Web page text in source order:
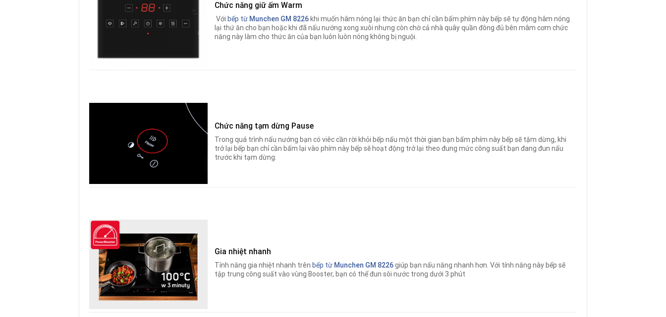
Chức năng giữ ấm Warm
Với bếp từ Munchen GM 8226 khi muốn hâm nóng lại thức ăn bạn chỉ cần bấm phím này bếp sẽ tự động hâm nóng
lại thứ ăn cho bạn hoặc khi đã nấu nướng xong xuôi nhưng còn chờ cả nhà quây quần đông đủ bên mâm cơm chức
năng này làm cho thức ăn của bạn luôn luôn nóng không bị nguội.
Chức năng tạm dừng Pause
Trong quá trình nấu nướng bạn có viêc cần rời khỏi bếp nấu một thời gian bạn bấm phím này bếp sẽ tậm dừng, khi
trở lại bếp bạn chỉ cần bấm lại vào phím này bếp sẽ hoạt động trở lại theo đung mức công suất bạn đang đun nấu
trước khi tạm dừng.
Gia nhiệt nhanh
Tính năng gia nhiệt nhanh trên bếp từ Munchen GM 8226giúp bạn nấu năng nhanh hơn. Với tính năng này bếp sẽ
tập trung công suất vào vùng Booster, bạn có thể đun sôi nước trong dưới 3 phút